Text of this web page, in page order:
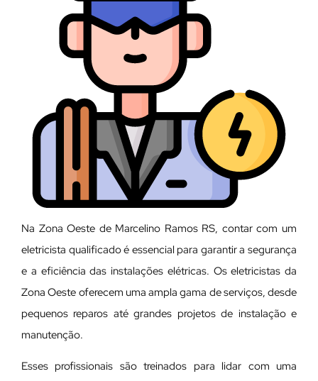
Na Zona Oeste de Marcelino Ramos RS, contar com um
eletricista qualificado é essencial para garantir a segurança
e a eficiência das instalações elétricas. Os eletricistas da
Zona Oeste oferecem uma ampla gama de serviços, desde
pequenos reparos até grandes projetos de instalação e
manutenção.
Esses profissionais são treinados para lidar com uma